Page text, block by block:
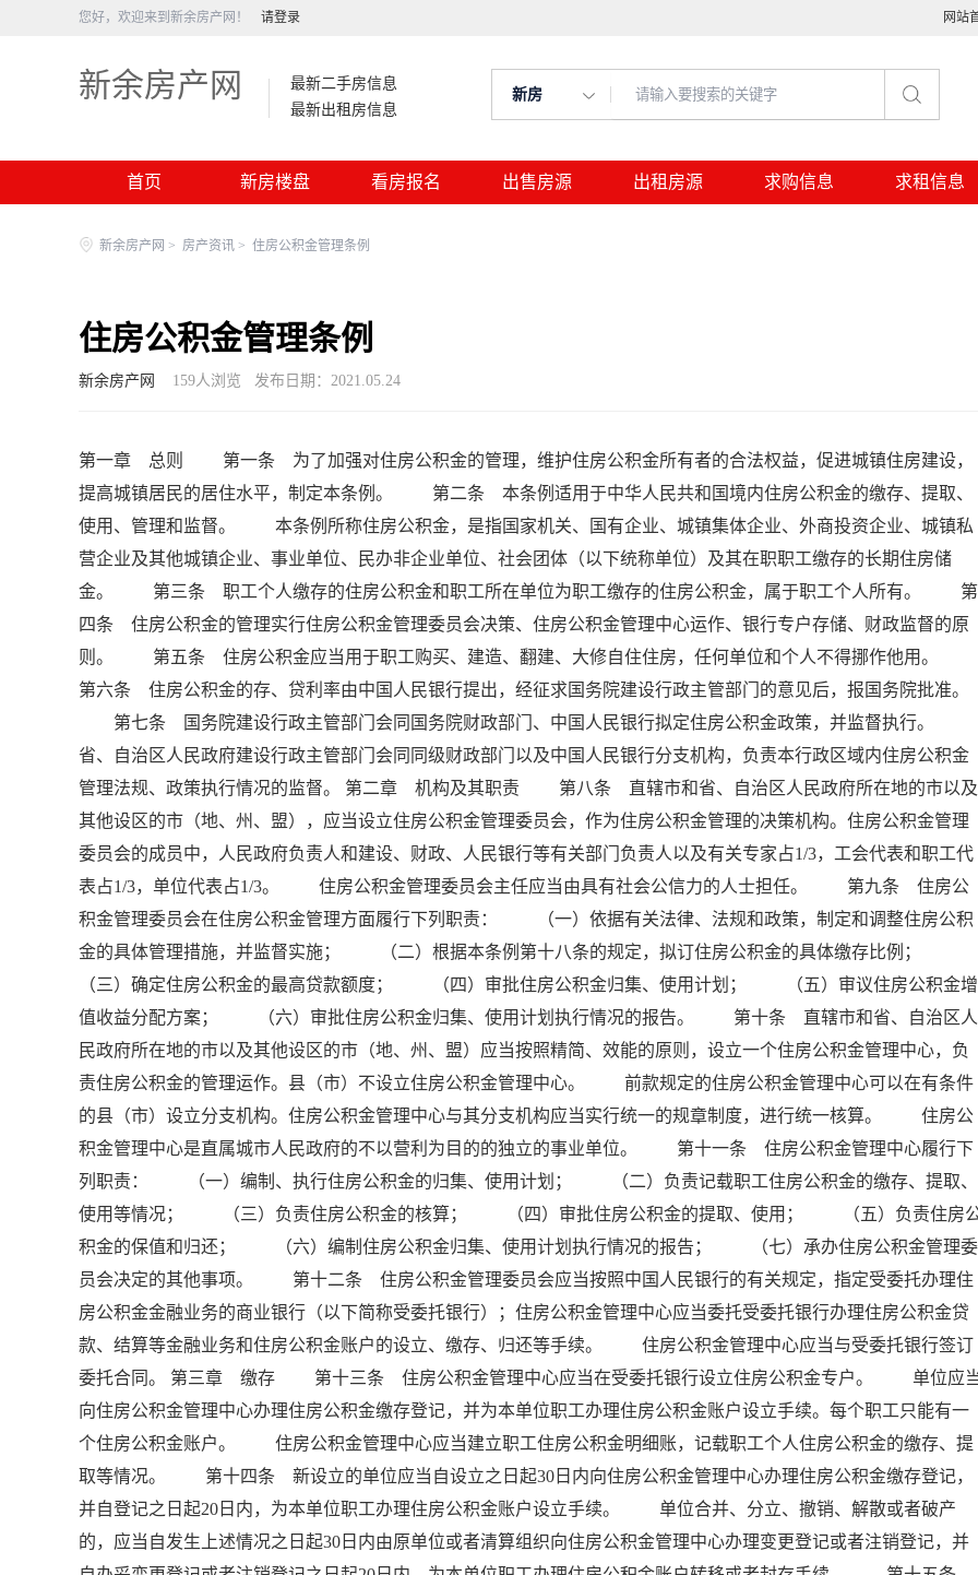
您好，欢迎来到新余房产网！ 请登录 网站
新余房产网
最新二手房信息
最新出租房信息
新房
首页 新房楼盘 看房报名 出售房源 出租房源 求购信息 求租信息
新余房产网 > 房产资讯 > 住房公积金管理条例
住房公积金管理条例
新余房产网 159人浏览 发布日期：2021.05.24
第一章 总则 第一条 为了加强对住房公积金的管理，维护住房公积金所有者的合法权益，促进城镇住房建设，
提高城镇居民的居住水平，制定本条例。 第二条 本条例适用于中华人民共和国境内住房公积金的缴存、提取、
使用、管理和监督。 本条例所称住房公积金，是指国家机关、国有企业、城镇集体企业、外商投资企业、城镇私
营企业及其他城镇企业、事业单位、民办非企业单位、社会团体（以下统称单位）及其在职职工缴存的长期住房储
金。 第三条 职工个人缴存的住房公积金和职工所在单位为职工缴存的住房公积金，属于职工个人所有。 第
四条 住房公积金的管理实行住房公积金管理委员会决策、住房公积金管理中心运作、银行专户存储、财政监督的原
则。 第五条 住房公积金应当用于职工购买、建造、翻建、大修自住住房，任何单位和个人不得挪作他用。
第六条 住房公积金的存、贷利率由中国人民银行提出，经征求国务院建设行政主管部门的意见后，报国务院批准。
第七条 国务院建设行政主管部门会同国务院财政部门、中国人民银行拟定住房公积金政策，并监督执行。
省、自治区人民政府建设行政主管部门会同同级财政部门以及中国人民银行分支机构，负责本行政区域内住房公积金
管理法规、政策执行情况的监督。 第二章 机构及其职责 第八条 直辖市和省、自治区人民政府所在地的市以及
其他设区的市（地、州、盟），应当设立住房公积金管理委员会，作为住房公积金管理的决策机构。住房公积金管理
委员会的成员中，人民政府负责人和建设、财政、人民银行等有关部门负责人以及有关专家占1/3，工会代表和职工代
表占1/3，单位代表占1/3。 住房公积金管理委员会主任应当由具有社会公信力的人士担任。 第九条 住房公
积金管理委员会在住房公积金管理方面履行下列职责： （一）依据有关法律、法规和政策，制定和调整住房公积
金的具体管理措施，并监督实施； （二）根据本条例第十八条的规定，拟订住房公积金的具体缴存比例；
（三）确定住房公积金的最高贷款额度； （四）审批住房公积金归集、使用计划； （五）审议住房公积金增
值收益分配方案； （六）审批住房公积金归集、使用计划执行情况的报告。 第十条 直辖市和省、自治区人
民政府所在地的市以及其他设区的市（地、州、盟）应当按照精简、效能的原则，设立一个住房公积金管理中心，负
责住房公积金的管理运作。县（市）不设立住房公积金管理中心。 前款规定的住房公积金管理中心可以在有条件
的县（市）设立分支机构。住房公积金管理中心与其分支机构应当实行统一的规章制度，进行统一核算。 住房公
积金管理中心是直属城市人民政府的不以营利为目的的独立的事业单位。 第十一条 住房公积金管理中心履行下
列职责： （一）编制、执行住房公积金的归集、使用计划； （二）负责记载职工住房公积金的缴存、提取、
使用等情况； （三）负责住房公积金的核算； （四）审批住房公积金的提取、使用； （五）负责住房
积金的保值和归还； （六）编制住房公积金归集、使用计划执行情况的报告； （七）承办住房公积金管理委
员会决定的其他事项。 第十二条 住房公积金管理委员会应当按照中国人民银行的有关规定，指定受委托办理住
房公积金金融业务的商业银行（以下简称受委托银行）；住房公积金管理中心应当委托受委托银行办理住房公积金贷
款、结算等金融业务和住房公积金账户的设立、缴存、归还等手续。 住房公积金管理中心应当与受委托银行签订
委托合同。 第三章 缴存 第十三条 住房公积金管理中心应当在受委托银行设立住房公积金专户。 单位应
向住房公积金管理中心办理住房公积金缴存登记，并为本单位职工办理住房公积金账户设立手续。每个职工只能有一
个住房公积金账户。 住房公积金管理中心应当建立职工住房公积金明细账，记载职工个人住房公积金的缴存、提
取等情况。 第十四条 新设立的单位应当自设立之日起30日内向住房公积金管理中心办理住房公积金缴存登记，
并自登记之日起20日内，为本单位职工办理住房公积金账户设立手续。 单位合并、分立、撤销、解散或者破产
的，应当自发生上述情况之日起30日内由原单位或者清算组织向住房公积金管理中心办理变更登记或者注销登记，并